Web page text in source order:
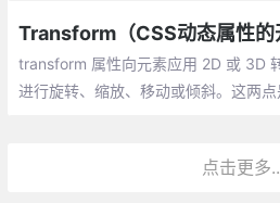
Transform（CSS动态属性的
transform 属性向元素应用 2D 或 3D
进行旋转、缩放、移动或倾斜。这两
点击更多